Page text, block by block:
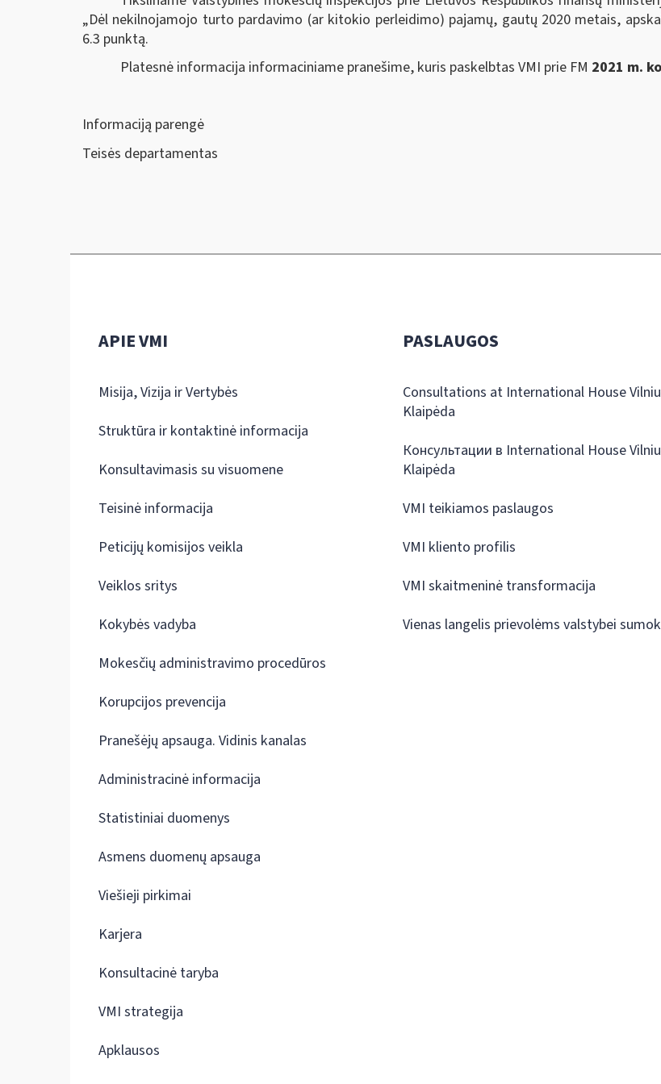
„Dėl nekilnojamojo turto pardavimo (ar kitokio perleidimo) pajamų, gautų 2020 metais,
6.3 punktą.
Platesnė informacija informaciniame pranešime, kuris paskelbtas VMI prie FM 2021 m.
Informaciją parengė
Teisės departamentas
APIE VMI
Misija, Vizija ir Vertybės
Struktūra ir kontaktinė informacija
Konsultavimasis su visuomene
Teisinė informacija
Peticijų komisijos veikla
Veiklos sritys
Kokybės vadyba
Mokesčių administravimo procedūros
Korupcijos prevencija
Pranešėjų apsauga. Vidinis kanalas
Administracinė informacija
Statistiniai duomenys
Asmens duomenų apsauga
Viešieji pirkimai
Karjera
Konsultacinė taryba
VMI strategija
Apklausos
PASLAUGOS
Consultations at International House
Klaipėda
Консультации в International House
Klaipėda
VMI teikiamos paslaugos
VMI kliento profilis
VMI skaitmeninė transformacija
Vienas langelis prievolėms valstybei